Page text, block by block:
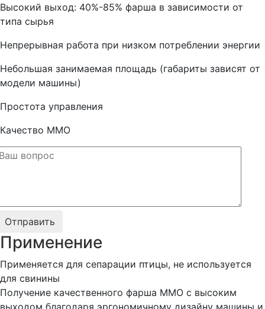
Высокий выход: 40%-85% фарша в зависимости от
типа сырья
Непрерывная работа при низком потреблении энергии
Небольшая занимаемая площадь (габариты зависят от
модели машины)
Простота управления
Качество ММО
Применение
Применяется для сепарации птицы, не используется
для свинины
Получение качественного фарша ММО с высоким
выходом благодаря эргономичному дизайну машины и